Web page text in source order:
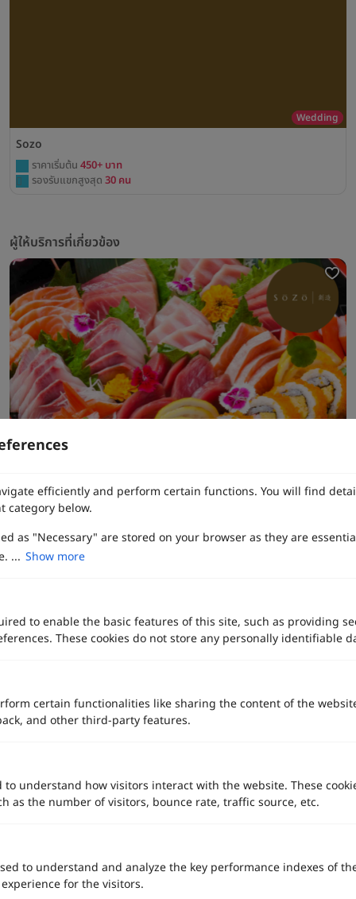
efficiently and perform certain functions. You will find
category below.
as "Necessary" are stored on your browser as they are
... Show more
to enable the basic features of this site, such as providing
These cookies do not store any personally identifiable
certain functionalities like sharing the content of the
and other third-party features.
to understand how visitors interact with the website. These
as the number of visitors, bounce rate, traffic source, etc.
to understand and analyze the key performance indexes of
for the visitors.
Wedding
Sozo
ราคาเริ่มต้น 450+ บาท
รองรับแขกสูงสุด 30 คน
ผู้ให้บริการที่เกี่ยวข้อง
Sozo
จตุจักร / ดอนเมือง / วิภาวดี